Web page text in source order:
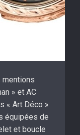
mentions
» et AC
« Art Déco »
équipées de
et boucle